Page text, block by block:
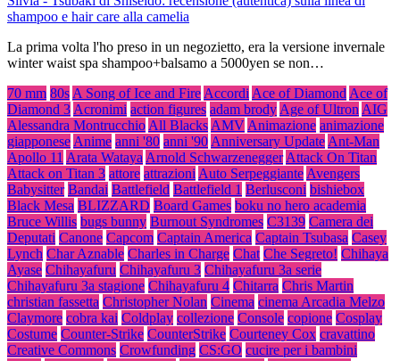
shampoo e hair care alla camelia
La prima volta l'ho preso in un negozietto, era la versione invernale
winter waist spa shampoo+balsamo a 5000yen se non…
70 mm 80s A Song of Ice and Fire Accordi Ace of Diamond Ace of
Diamond 3 Acronimi action figures adam brody Age of Ultron AIG
Alessandra Montrucchio All Blacks AMV Animazione animazione
giapponese Anime anni '80 anni '90 Anniversary Update Ant-Man
Apollo 11 Arata Wataya Arnold Schwarzenegger Attack On Titan
Attack on Titan 3 attore attrazioni Auto Serpeggiante Avengers
Babysitter Bandai Battlefield Battlefield 1 Berlusconi bishiebox
Black Mesa BLIZZARD Board Games boku no hero academia
Bruce Willis bugs bunny Burnout Syndromes C3139 Camera dei
Deputati Canone Capcom Captain America Captain Tsubasa Casey
Lynch Char Aznable Charles in Charge Chat Che Segreto! Chihaya
Ayase Chihayafuru Chihayafuru 3 Chihayafuru 3a serie
Chihayafuru 3a stagione Chihayafuru 4 Chitarra Chris Martin
christian fassetta Christopher Nolan Cinema cinema Arcadia Melzo
Claymore cobra kai Coldplay collezione Console copione Cosplay
Costume Counter-Strike CounterStrike Courteney Cox cravattino
Creative Commons Crowfunding CS:GO cucire per i bambini